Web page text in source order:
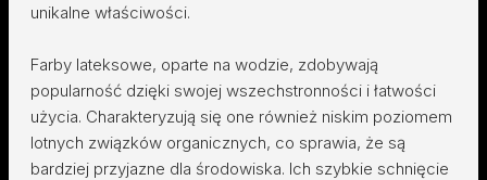
unikalne właściwości.
Farby lateksowe, oparte na wodzie, zdobywają
popularność dzięki swojej wszechstronności i łatwości
użycia. Charakteryzują się one również niskim poziomem
lotnych związków organicznych, co sprawia, że są
bardziej przyjazne dla środowiska. Ich szybkie schnięcie